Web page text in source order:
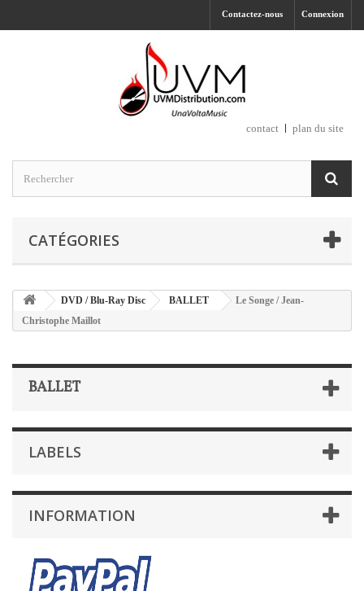
Connexion
Contactez-nous
contact plan du site
CATÉGORIES
DVD / Blu-Ray Disc BALLET
Le Songe / Jean-
Christophe Maillot
BALLET
LABELS
INFORMATION